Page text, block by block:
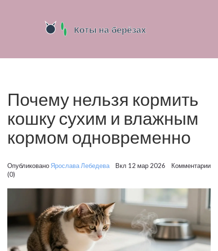
Почему нельзя кормить
кошку сухим и влажным
кормом одновременно
Опубликовано Ярослава Лебедева Вкл 12 мар 2026 Комментарии
(0)